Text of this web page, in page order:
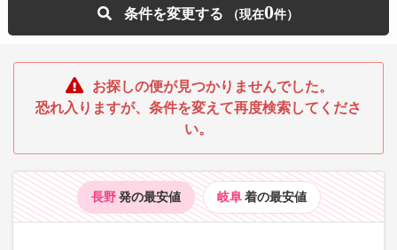
条件を変更する 0
お探しの便が見つかりませんでした。
恐れ入りますが、条件を変えて再度検索してくださ
い。
長野 発の最安値 岐阜 着の最安値